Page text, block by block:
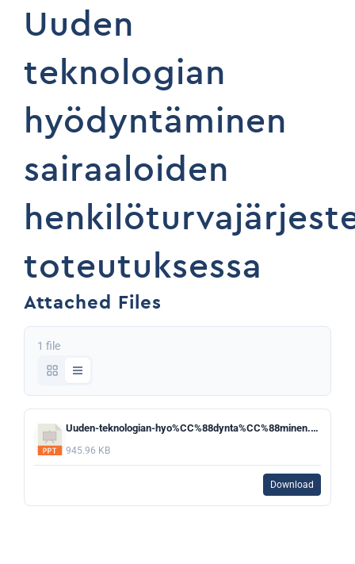
Uuden
teknologian
hyödyntäminen
sairaaloiden
toteutuksessa
Attached Files
1 file
Uuden-teknologian-hyo%CC%88dynta%CC%88minen.pptx
945.96 KB
Download